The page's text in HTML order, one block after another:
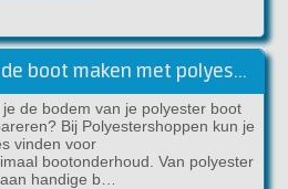
Een nieuwe vloer in de boot maken met polyester
je de bodem van je polyester boot
Bij Polyestershoppen kun je
vinden voor
bootonderhoud. Van polyester
handige b…